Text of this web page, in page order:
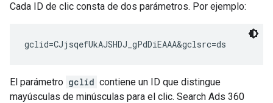
Cada ID de clic consta de dos parámetros. Por ejemplo:
gclid=CJjsqefUkAJSHDJ_gPdDiEAAA&gclsrc=ds
El parámetro gclid contiene un ID que distingue
mayúsculas de minúsculas para el clic. Search Ads 360